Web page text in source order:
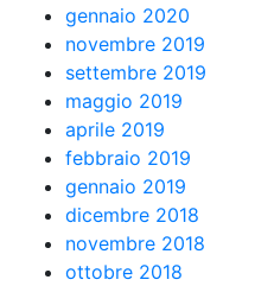
gennaio 2020
novembre 2019
settembre 2019
maggio 2019
aprile 2019
febbraio 2019
gennaio 2019
dicembre 2018
novembre 2018
ottobre 2018